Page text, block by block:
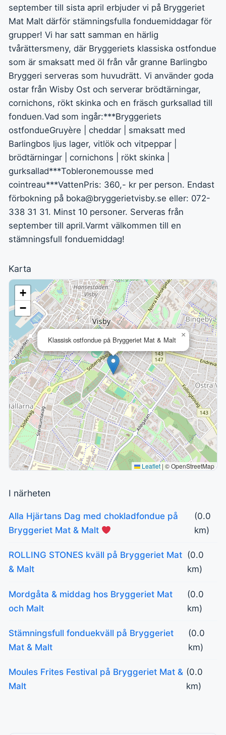
september till sista april erbjuder vi på Bryggeriet
Mat Malt därför stämningsfulla fonduemiddagar för
grupper! Vi har satt samman en härlig
tvårättersmeny, där Bryggeriets klassiska ostfondue
som är smaksatt med öl från vår granne Barlingbo
Bryggeri serveras som huvudrätt. Vi använder goda
ostar från Wisby Ost och serverar brödtärningar,
cornichons, rökt skinka och en fräsch gurksallad till
fonduen.Vad som ingår:***Bryggeriets
ostfondueGruyère | cheddar | smaksatt med
Barlingbos ljus lager, vitlök och vitpeppar |
brödtärningar | cornichons | rökt skinka |
gurksallad***Tobleronemousse med
cointreau***VattenPris: 360,- kr per person. Endast
förbokning på boka@bryggerietvisby.se eller: 072-
338 31 31. Minst 10 personer. Serveras från
september till april.Varmt välkommen till en
stämningsfull fonduemiddag!
Karta
Klassisk ostfondue på Bryggeriet Mat & Malt
×
+
−
Leaflet | © OpenStreetMap
I närheten
Alla Hjärtans Dag med chokladfondue på
Bryggeriet Mat & Malt
(0.0
km)
ROLLING STONES kväll på Bryggeriet Mat
& Malt
(0.0
km)
Mordgåta & middag hos Bryggeriet Mat
och Malt
(0.0
km)
Stämningsfull fonduekväll på Bryggeriet
Mat & Malt
(0.0
km)
Moules Frites Festival på Bryggeriet Mat &
Malt
(0.0
km)